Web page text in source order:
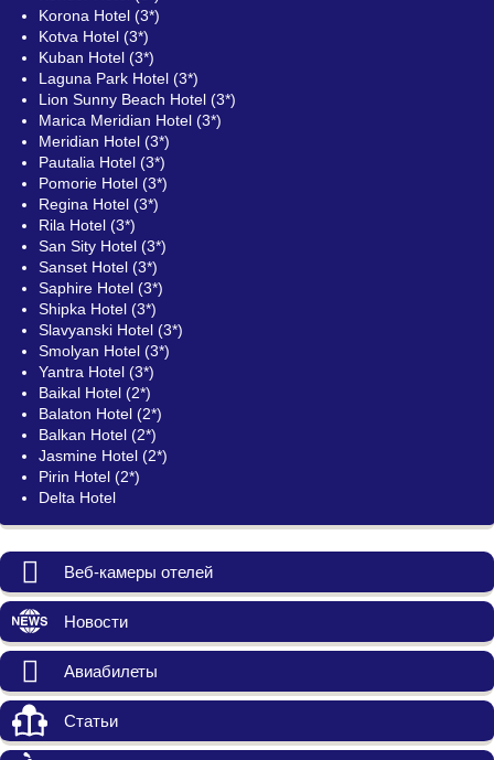
Korona Hotel (3*)
Kotva Hotel (3*)
Kuban Hotel (3*)
Laguna Park Hotel (3*)
Lion Sunny Beach Hotel (3*)
Marica Meridian Hotel (3*)
Meridian Hotel (3*)
Pautalia Hotel (3*)
Pomorie Hotel (3*)
Regina Hotel (3*)
Rila Hotel (3*)
San Sity Hotel (3*)
Sanset Hotel (3*)
Saphire Hotel (3*)
Shipka Hotel (3*)
Slavyanski Hotel (3*)
Smolyan Hotel (3*)
Yantra Hotel (3*)
Baikal Hotel (2*)
Balaton Hotel (2*)
Balkan Hotel (2*)
Jasmine Hotel (2*)
Pirin Hotel (2*)
Delta Hotel
Веб-камеры отелей
Новости
Авиабилеты
Статьи